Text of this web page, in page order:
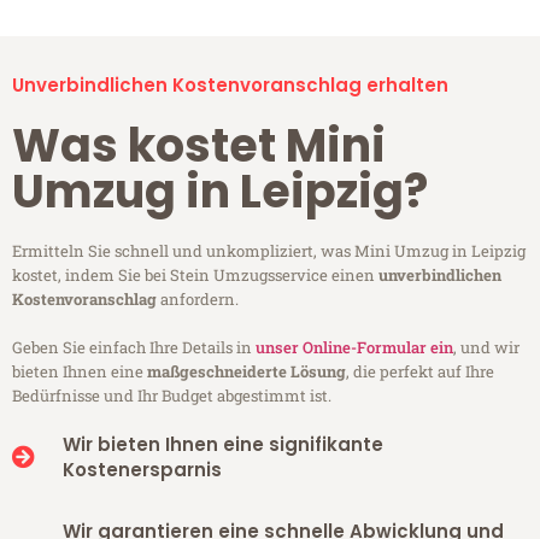
Unverbindlichen Kostenvoranschlag erhalten
Was kostet Mini
Umzug in Leipzig?
Ermitteln Sie schnell und unkompliziert, was Mini Umzug in Leipzig
kostet, indem Sie bei Stein Umzugsservice einen unverbindlichen
Kostenvoranschlaganfordern.
Geben Sie einfach Ihre Details in unser Online-Formular ein, und wir
bieten Ihnen einemaßgeschneiderte Lösung, die perfekt auf Ihre
Bedürfnisse und Ihr Budget abgestimmt ist.
Wir bieten Ihnen eine signifikante
Kostenersparnis
Wir garantieren eine schnelle Abwicklung und